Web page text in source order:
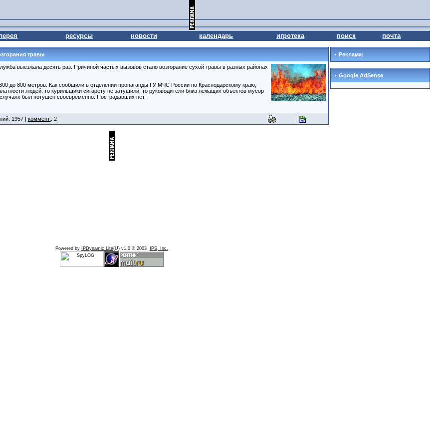
ресурсы новости календарь игротека поиск почта
травы
выезжала десять раз. Причиной частых вызовов стало возгорание сухой травы в разных районах
до 800 метров. Как сообщили в отделении пропаганды ГУ МЧС России по Краснодарскому краю,
людей: то курильщики сигарету не затушили, то руководители близ лежащих объектов мусор
был потушен своевременно. Пострадавших нет.
1957 | коммент. : 2
Реклама:
Google AdSense
Powered by IPDynamic Lite(U) v1.0 © 2003 IPS, Inc.